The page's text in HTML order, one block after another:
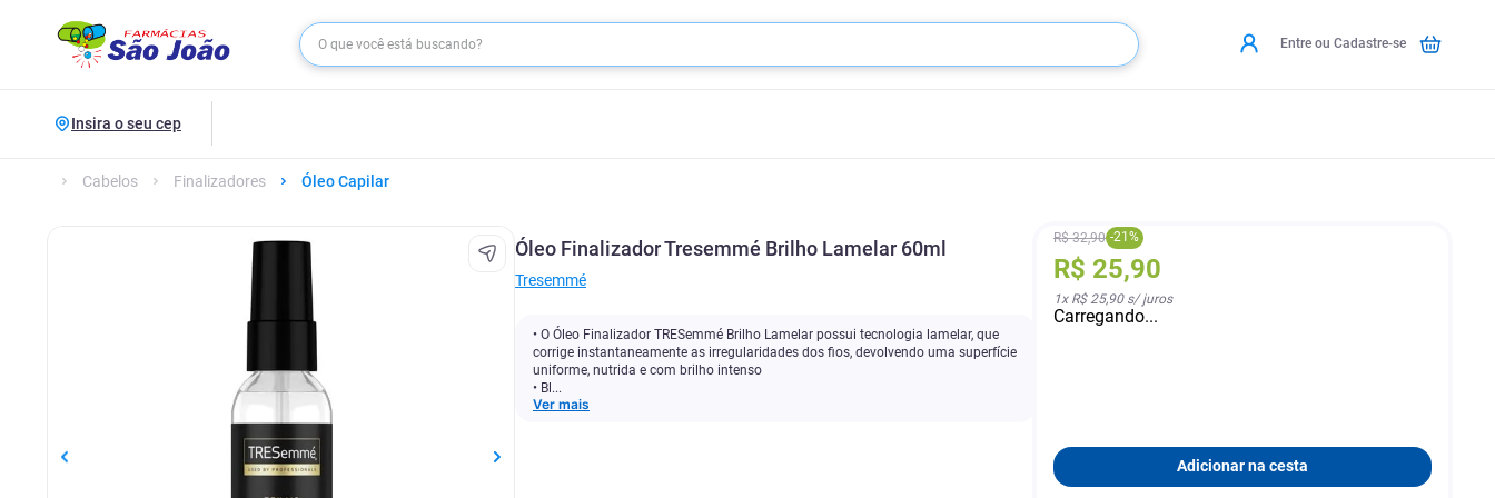
Entre ou Cadastre-se
Insira o seu cep
Cabelos Finalizadores Óleo Capilar
Óleo Finalizador Tresemmé Brilho Lamelar 60ml
Tresemmé
• O Óleo Finalizador TRESemmé Brilho Lamelar possui tecnologia lamelar, que
corrige instantaneamente as irregularidades dos fios, devolvendo uma superfície
uniforme, nutrida e com brilho intenso
• Bl...
Ver mais
R$ 32,90 -21 %
R$ 25,90
1x R$ 25,90s/ juros
Carregando...
Adicionar na cesta